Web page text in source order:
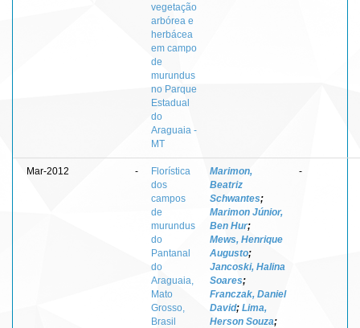
vegetação
arbórea e
herbácea
em campo
de
murundus
no Parque
Estadual
do
Araguaia -
MT
Mar-2012 -
Florística
dos
campos
de
murundus
do
Pantanal
do
Araguaia,
Mato
Grosso,
Brasil
Marimon,
Beatriz
Schwantes;
Marimon Júnior,
Ben Hur;
Mews, Henrique
Augusto;
Jancoski, Halina
Soares;
Franczak, Daniel
David; Lima,
Herson Souza;
-